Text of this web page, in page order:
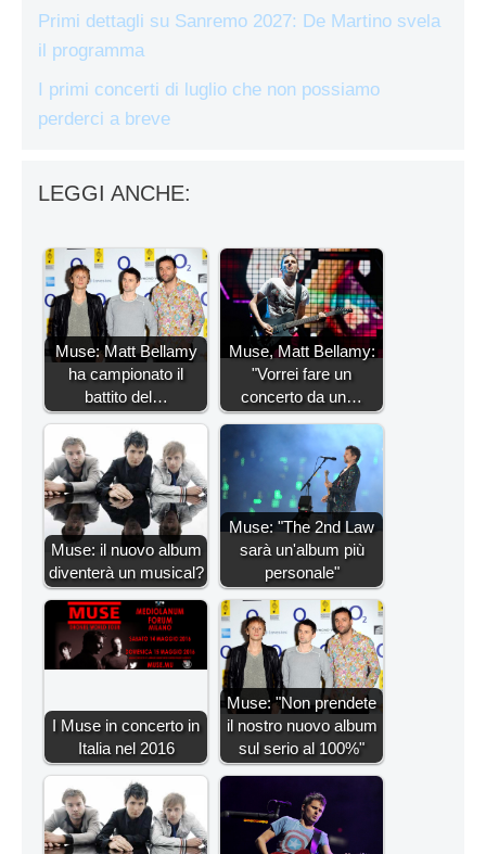
Primi dettagli su Sanremo 2027: De Martino svela
il programma
I primi concerti di luglio che non possiamo
perderci a breve
LEGGI ANCHE:
Muse: Matt Bellamy
ha campionato il
battito del…
Muse, Matt Bellamy:
"Vorrei fare un
concerto da un…
Muse: il nuovo album
diventerà un musical?
Muse: "The 2nd Law
sarà un'album più
personale"
I Muse in concerto in
Italia nel 2016
Muse: "Non prendete
il nostro nuovo album
sul serio al 100%"